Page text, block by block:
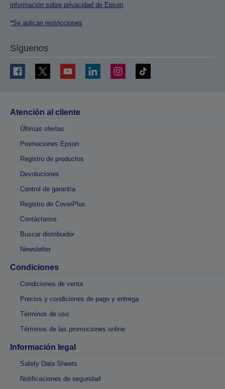
información sobre privacidad de Epson
*Se aplican restricciones
Síguenos
Atención al cliente
Últimas ofertas
Promociones Epson
Registro de productos
Devoluciones
Control de garantía
Registro de CoverPlus
Contáctanos
Buscar distribuidor
Newsletter
Condiciones
Condiciones de venta
Precios y condiciones de pago y entrega
Términos de uso
Términos de las promociones online
Información legal
Safety Data Sheets
Notificaciones de seguridad